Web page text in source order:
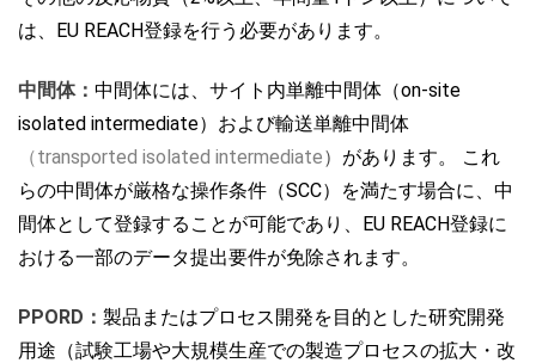
は、EU REACH登録を行う必要があります。
中間体： 中間体には、サイト内単離中間体 （on-site
isolated intermediate） および輸送単離中間体
（transported isolated intermediate） があります。 これ
らの中間体が厳格な操作条件（SCC）を満たす場合に、中
間体として登録することが可能であり、EU REACH登録に
おける一部のデータ提出要件が免除されます。
PPORD： 製品またはプロセス開発を目的とした研究開発
用途（試験工場や大規模生産での製造プロセスの拡大・改